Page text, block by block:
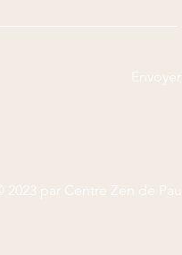
Envoyer
© 2023 par Centre Zen de Pau